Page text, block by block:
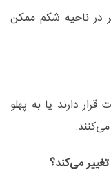
در ناحیه شکم ممکن
دارند یا به پهلو
.
می‌کند؟